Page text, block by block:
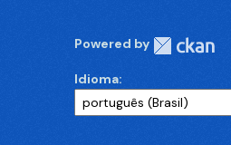
Powered by
Idioma